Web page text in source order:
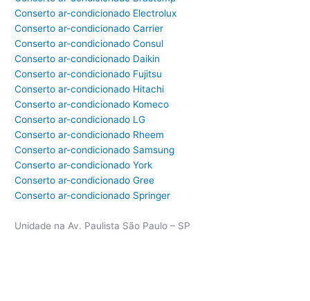
Conserto ar-condicionado Electrolux
Conserto ar-condicionado Carrier
Conserto ar-condicionado Consul
Conserto ar-condicionado Daikin
Conserto ar-condicionado Fujitsu
Conserto ar-condicionado Hitachi
Conserto ar-condicionado Komeco
Conserto ar-condicionado LG
Conserto ar-condicionado Rheem
Conserto ar-condicionado Samsung
Conserto ar-condicionado York
Conserto ar-condicionado Gree
Conserto ar-condicionado Springer
Unidade na Av. Paulista São Paulo – SP